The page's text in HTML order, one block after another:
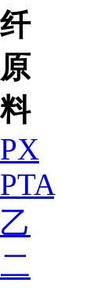
纤
原
料
PX
PTA
乙
二